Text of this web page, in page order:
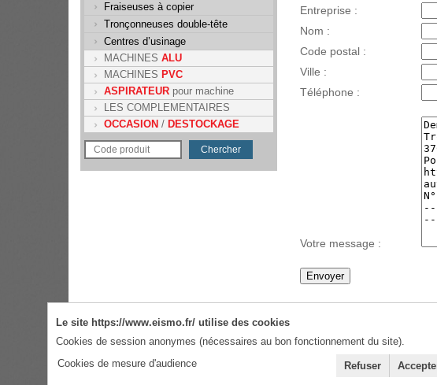
Fraiseuses à copier
Tronçonneuses double-tête
Centres d’usinage
MACHINES ALU
MACHINES PVC
ASPIRATEUR pour machine
LES COMPLEMENTAIRES
OCCASION / DESTOCKAGE
Entreprise :
Nom :
Code postal :
Ville :
Téléphone :
Votre message :
J'accepte de recevoir
n'autorise pas la cession
J'accepte la politique
* Champs obligatoires
Le site https://www.eismo.fr/ utilise des cookies
Cookies de session anonymes (nécessaires au bon fonctionnement du site).
Cookies de mesure d'audience
Refuser